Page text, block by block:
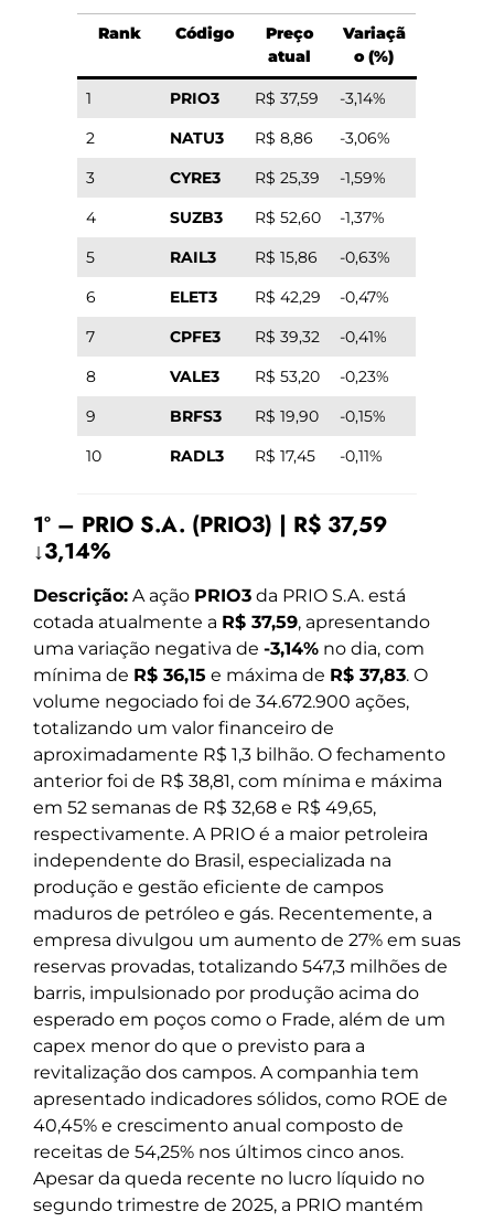
Rank Código
Preço
atual
Variaçã
o (%)
1 PRIO3 R$ 37,59
-3,14%
2
NATU3 R$ 8,86
-3,06%
3
CYRE3 R$ 25,39
-1,59%
4
SUZB3 R$ 52,60
-1,37%
5
RAIL3 R$ 15,86
-0,63%
6
ELET3 R$ 42,29
-0,47%
7
CPFE3 R$ 39,32
-0,41%
8
VALE3 R$ 53,20
-0,23%
9
BRFS3 R$ 19,90
-0,15%
10
RADL3 R$ 17,45 -0,11%
1º – PRIO S.A. (PRIO3) | R$ 37,59
↓3,14%
Descrição: A ação PRIO3 da PRIO S.A. está
cotada atualmente a R$ 37,59, apresentando
uma variação negativa de -3,14% no dia, com
mínima de R$ 36,15 e máxima de R$ 37,83. O
volume negociado foi de 34.672.900 ações,
totalizando um valor financeiro de
aproximadamente R$ 1,3 bilhão. O fechamento
anterior foi de R$ 38,81, com mínima e máxima
em 52 semanas de R$ 32,68 e R$ 49,65,
respectivamente. A PRIO é a maior petroleira
independente do Brasil, especializada na
produção e gestão eficiente de campos
maduros de petróleo e gás. Recentemente, a
empresa divulgou um aumento de 27% em suas
reservas provadas, totalizando 547,3 milhões de
barris, impulsionado por produção acima do
esperado em poços como o Frade, além de um
capex menor do que o previsto para a
revitalização dos campos. A companhia tem
apresentado indicadores sólidos, como ROE de
40,45% e crescimento anual composto de
receitas de 54,25% nos últimos cinco anos.
Apesar da queda recente no lucro líquido no
segundo trimestre de 2025, a PRIO mantém